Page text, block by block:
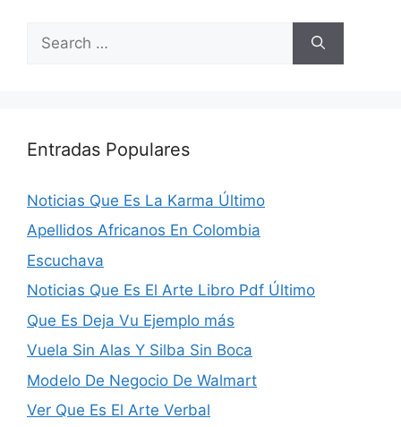
for:
Entradas Populares
Noticias Que Es La Karma Último
Apellidos Africanos En Colombia
Escuchava
Noticias Que Es El Arte Libro Pdf Último
Que Es Deja Vu Ejemplo más
Vuela Sin Alas Y Silba Sin Boca
Modelo De Negocio De Walmart
Ver Que Es El Arte Verbal